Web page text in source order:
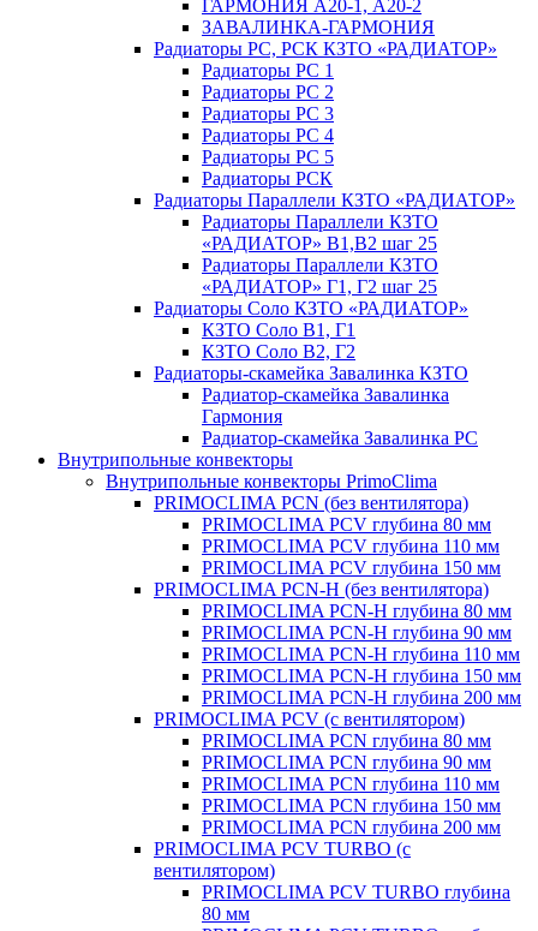
ГАРМОНИЯ А20-1, А20-2
ЗАВАЛИНКА-ГАРМОНИЯ
Радиаторы РС, РСК КЗТО «РАДИАТОР»
Радиаторы РС 1
Радиаторы РС 2
Радиаторы РС 3
Радиаторы РС 4
Радиаторы РС 5
Радиаторы РСК
Радиаторы Параллели КЗТО «РАДИАТОР»
Радиаторы Параллели КЗТО
«РАДИАТОР» В1,В2 шаг 25
Радиаторы Параллели КЗТО
«РАДИАТОР» Г1, Г2 шаг 25
Радиаторы Соло КЗТО «РАДИАТОР»
КЗТО Соло В1, Г1
КЗТО Соло В2, Г2
Радиаторы-скамейка Завалинка КЗТО
Радиатор-скамейка Завалинка
Гармония
Радиатор-скамейка Завалинка РС
Внутрипольные конвекторы
Внутрипольные конвекторы PrimoClima
PRIMOCLIMA PCN (без вентилятора)
PRIMOCLIMA PCV глубина 80 мм
PRIMOCLIMA PCV глубина 110 мм
PRIMOCLIMA PCV глубина 150 мм
PRIMOCLIMA PCN-H (без вентилятора)
PRIMOCLIMA PCN-H глубина 80 мм
PRIMOCLIMA PCN-H глубина 90 мм
PRIMOCLIMA PCN-H глубина 110 мм
PRIMOCLIMA PCN-H глубина 150 мм
PRIMOCLIMA PCN-H глубина 200 мм
PRIMOCLIMA PCV (c вентилятором)
PRIMOCLIMA PCN глубина 80 мм
PRIMOCLIMA PCN глубина 90 мм
PRIMOCLIMA PCN глубина 110 мм
PRIMOCLIMA PCN глубина 150 мм
PRIMOCLIMA PCN глубина 200 мм
PRIMOCLIMA PCV TURBO (c
вентилятором)
PRIMOCLIMA PCV TURBO глубина
80 мм